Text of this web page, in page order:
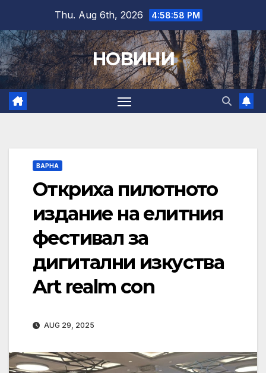
content
Thu. Aug 6th, 2026 4:58:59 PM
НОВИНИ
ВАРНА
Откриха пилотното
издание на елитния
фестивал за
дигитални изкуства
Art realm con
AUG 29, 2025